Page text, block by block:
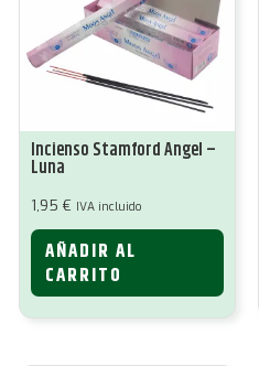
Incienso Stamford Angel –
Luna
1,95 € IVA incluido
AÑADIR AL
CARRITO